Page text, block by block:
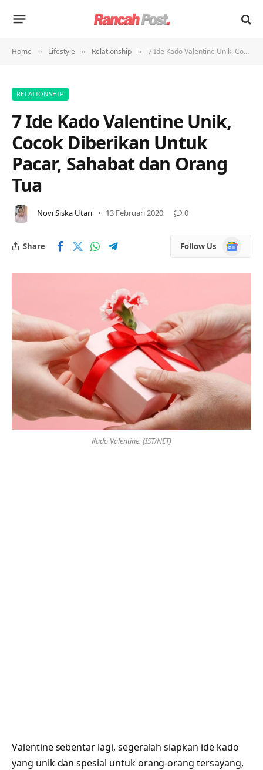
Home » Lifestyle » Relationship » 7 Ide Kado Valentine Unik, Cocok Diberikan Untuk Pacar, Sahabat dan Orang Tua
RELATIONSHIP
7 Ide Kado Valentine Unik,
Cocok Diberikan Untuk
Pacar, Sahabat dan Orang
Tua
Novi Siska Utari 13 Februari 2020 0
Share Follow Us
Google
News
Kado Valentine. (IST/NET)
Valentine sebentar lagi, segeralah siapkan ide kado
yang unik dan spesial untuk orang-orang tersayang,